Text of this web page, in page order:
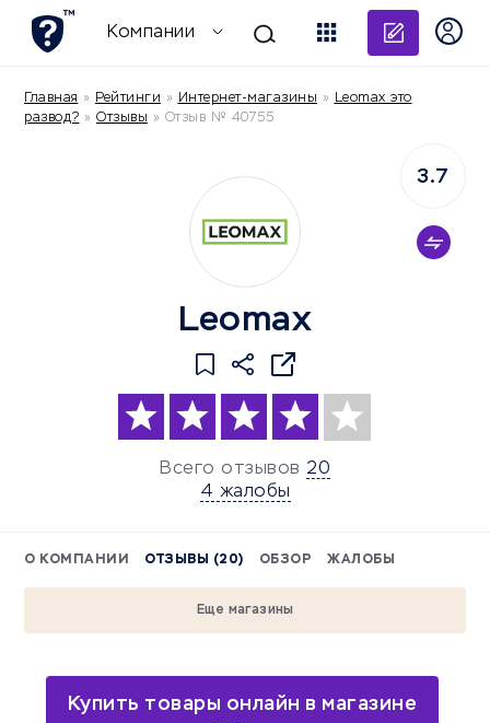
Компании
Главная » Рейтинги » Интернет-магазины » Leomax это
развод? » Отзывы » Отзыв № 40755
Leomax
Всего отзывов 20
4 жалобы
3.7
О КОМПАНИИ ОТЗЫВЫ (20) ОБЗОР ЖАЛОБЫ
Еще магазины
Купить товары онлайн в магазине